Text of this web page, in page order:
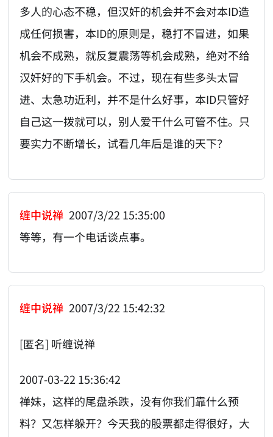
多人的心态不稳，但汉奸的机会并不会对本ID造
成任何损害，本ID的原则是，稳打不冒进，如果
机会不成熟，就反复震荡等机会成熟，绝对不给
汉奸好的下手机会。不过，现在有些多头太冒
进、太急功近利，并不是什么好事，本ID只管好
自己这一拨就可以，别人爱干什么可管不住。只
要实力不断增长，试看几年后是谁的天下？
缠中说禅 2007/3/22 15:35:00
等等，有一个电话谈点事。
缠中说禅 2007/3/22 15:42:32
[匿名] 听缠说禅
2007-03-22 15:36:42
禅妹，这样的尾盘杀跌，没有你我们靠什么预
料？又怎样躲开？今天我的股票都走得很好，大